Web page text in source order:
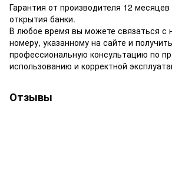
Гарантия от производителя 12
открытия банки.
В любое время вы можете связаться с
номеру, указанному на сайте и
профессиональную консультацию по
использованию и корректной
Отзывы